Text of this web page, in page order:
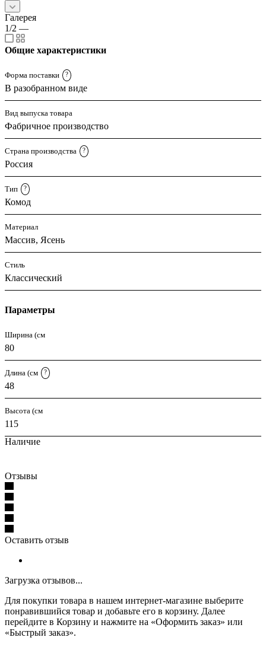
Галерея
1/2 —
Общие характеристики
Форма поставки ?
В разобранном виде
Вид выпуска товара
Фабричное производство
Страна производства ?
Россия
Тип ?
Комод
Материал
Массив, Ясень
Стиль
Классический
Параметры
Ширина (см
80
Длина (см ?
48
Высота (см
115
Наличие
Отзывы
Оставить отзыв
Загрузка отзывов...
Для покупки товара в нашем интернет-магазине выберите
понравившийся товар и добавьте его в корзину. Далее
перейдите в Корзину и нажмите на «Оформить заказ» или
«Быстрый заказ».